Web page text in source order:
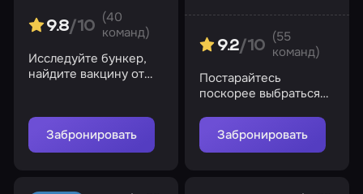
9.8/10
(40
команд)
Исследуйте бункер,
найдите вакцину от
Забронировать
9.2/10
(55
команд)
Постарайтесь
поскорее выбраться
рискуете быть
пойманными
Забронировать